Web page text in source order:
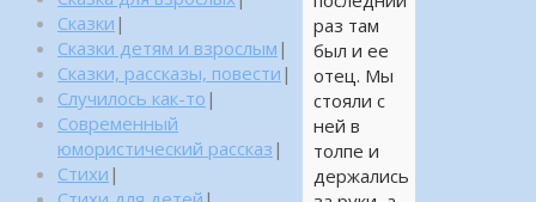
раз там
был и ее
отец. Мы
стояли с
ней в
толпе и
держались
Сказки |
Сказки детям и взрослым |
Сказки, рассказы, повести |
Случилось как-то |
Современный
юмористический рассказ |
Стихи |